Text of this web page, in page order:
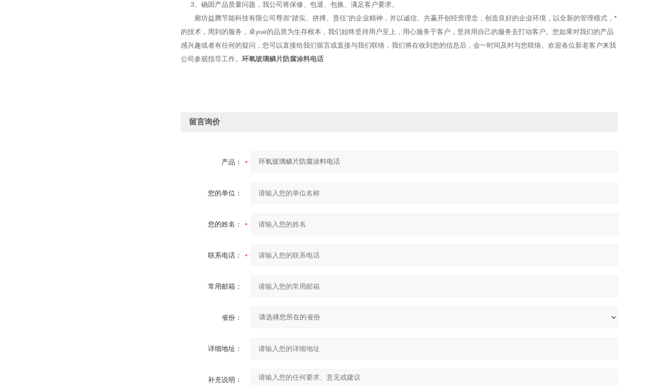
3、确因产品质量问题，我公司将保修、包退、包换、满足客户要求。
廊坊益腾节能科技有限公司尊崇“踏实、拼搏、责任"的企业精神，并以诚信、共赢开创经营理念，创造良好的企业环境，以全新的管理模式，*
的技术，周到的服务，卓yue的品质为生存根本，我们始终坚持用户至上，用心服务于客户，坚持用自己的服务去打动客户。您如果对我们的产品
感兴趣或者有任何的疑问，您可以直接给我们留言或直接与我们联络，我们将在收到您的信息后，会一时间及时与您联络。欢迎各位新老客户来我
公司参观指导工作。 环氧玻璃鳞片防腐涂料电话
留言询价
产品：
您的单位：
您的姓名：
联系电话：
常用邮箱：
省份：
详细地址：
补充说明：